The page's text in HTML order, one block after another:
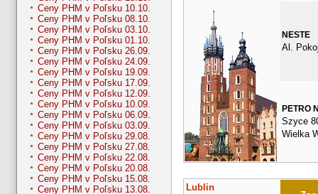
Ceny PHM v Poľsku 10.10.
Ceny PHM v Poľsku 08.10.
Ceny PHM v Poľsku 03.10.
Ceny PHM v Poľsku 01.10.
Ceny PHM v Poľsku 26.09.
Ceny PHM v Poľsku 24.09.
Ceny PHM v Poľsku 19.09.
Ceny PHM v Poľsku 17.09.
Ceny PHM v Poľsku 12.09.
Ceny PHM v Poľsku 10.09.
Ceny PHM v Poľsku 06.09.
Ceny PHM v Poľsku 03.09.
Ceny PHM v Poľsku 29.08.
Ceny PHM v Poľsku 27.08.
Ceny PHM v Poľsku 22.08.
Ceny PHM v Poľsku 20.08.
Ceny PHM v Poľsku 15.08.
Ceny PHM v Poľsku 13.08.
NESTE
Al.
PETRO
Szyce
Wielka
Lublin